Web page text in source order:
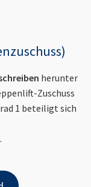
herunter
Zuschuss
1 beteiligt sich